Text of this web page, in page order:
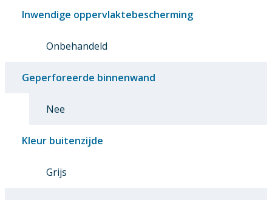
Inwendige oppervlaktebescherming
Onbehandeld
Geperforeerde binnenwand
Nee
Kleur buitenzijde
Grijs